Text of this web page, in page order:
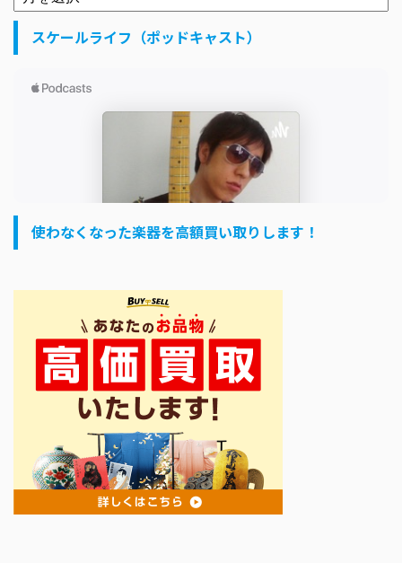
スケールライフ（ポッドキャスト）
使わなくなった楽器を高額買い取りします！